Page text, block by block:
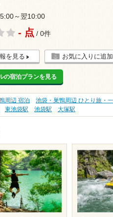
～翌10:00
- 点 / 0件
を見る お気に入りに追加
の宿泊プランを見る
周辺 宿泊
池袋・巣鴨周辺 ひとり旅・
東池袋駅 池袋駅 大塚駅